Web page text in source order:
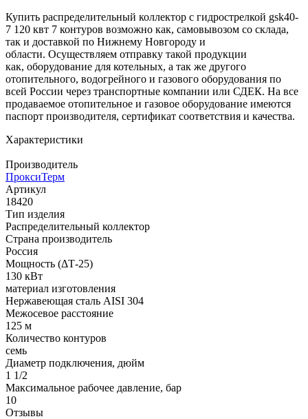
Купить распределительный коллектор с гидрострелкой gsk40-
7 120 квт 7 контуров возможно как, самовывозом со склада,
так и доставкой по Нижнему Новгороду и
области. Осуществляем отправку такой продукции
как, оборудование для котельных, а так же другого
отопительного, водогрейного и газового оборудования по
всей России через транспортные компании или СДЕК. На все
продаваемое отопительное и газовое оборудование имеются
паспорт производителя, сертификат соответствия и качества.
Характеристики
Производитель
ПроксиТерм
Артикул
18420
Тип изделия
Распределительный коллектор
Страна производитель
Россия
Мощность (ΔТ-25)
130 кВт
материал изготовления
Нержавеющая сталь AISI 304
Межосевое расстояние
125 м
Количество контуров
семь
Диаметр подключения, дюйм
1 1/2
Максимальное рабочее давление, бар
10
Отзывы